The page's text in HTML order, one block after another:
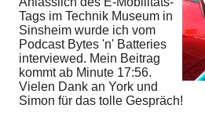
Tags im Technik Museum in
Sinsheim wurde ich vom
Podcast Bytes 'n' Batteries
interviewed. Mein Beitrag
kommt ab Minute 17:56.
Vielen Dank an York und
Simon für das tolle Gespräch!